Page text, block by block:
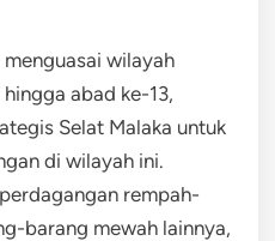
wilayah
abad ke-13,
Selat Malaka untuk
di wilayah ini.
rempah-
barang mewah lainnya,